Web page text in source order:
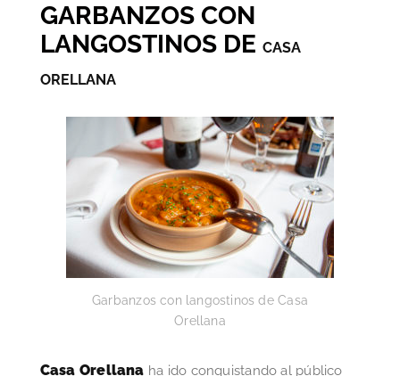
GARBANZOS CON
LANGOSTINOS DE CASA
ORELLANA
Garbanzos con langostinos de Casa
Orellana
Casa Orellana ha ido conquistando al público